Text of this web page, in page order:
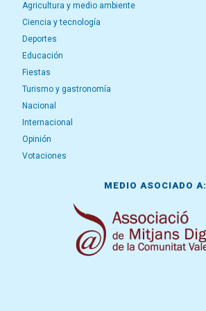
Agricultura y medio ambiente
Ciencia y tecnología
Deportes
Educación
Fiestas
Turismo y gastronomía
Nacional
Internacional
Opinión
Votaciones
MEDIO ASOCIADO A: